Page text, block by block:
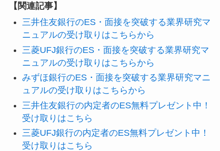
【関連記事】
三井住友銀行のES・面接を突破する業界研究マ
ニュアルの受け取りはこちらから
三菱UFJ銀行のES・面接を突破する業界研究マ
ニュアルの受け取りはこちらから
みずほ銀行のES・面接を突破する業界研究マニ
ュアルの受け取りはこちらから
三井住友銀行の内定者のES無料プレゼント中！
受け取りはこちら
三菱UFJ銀行の内定者のES無料プレゼント中！
受け取りはこちら